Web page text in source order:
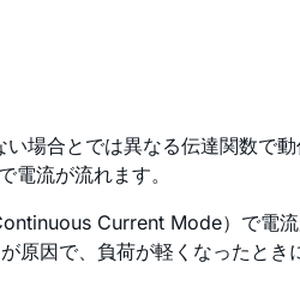
場合とでは異なる伝達関数で
流が流れます。
Current Mode）で電
原因で、負荷が軽くなったとき